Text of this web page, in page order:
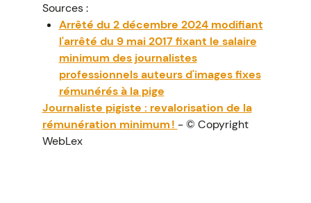
Sources :
Arrêté du 2 décembre 2024 modifiant
l'arrêté du 9 mai 2017 fixant le salaire
minimum des journalistes
professionnels auteurs d'images fixes
rémunérés à la pige
Journaliste pigiste : revalorisation de la
rémunération minimum ! - © Copyright
WebLex